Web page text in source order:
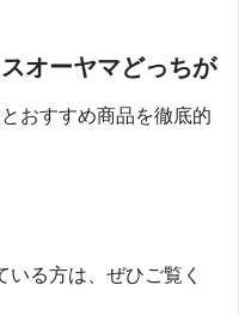
オーヤマどっちが
おすすめ商品を徹底的
る方は、ぜひご覧く